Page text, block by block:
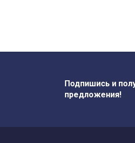
Подпишись и
предложения!